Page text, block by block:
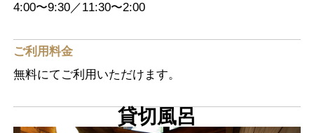
4:00〜9:30／11:30〜2:00
ご利用料金
無料にてご利用いただけます。
貸切風呂